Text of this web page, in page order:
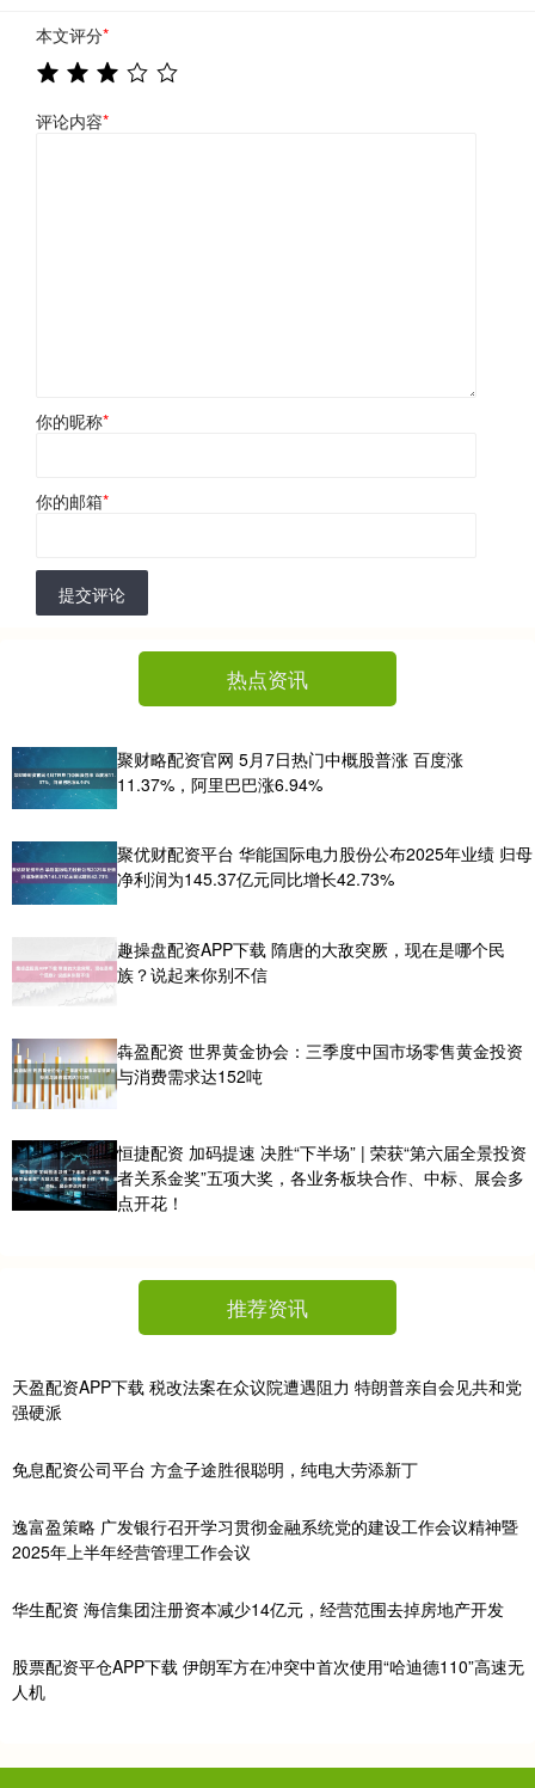
本文评分*
评论内容*
你的昵称*
你的邮箱*
提交评论
热点资讯
聚财略配资官网 5月7日热门中概股普涨 百度涨
11.37%，阿里巴巴涨6.94%
聚优财配资平台 华能国际电力股份公布2025年业绩 归母
净利润为145.37亿元同比增长42.73%
趣操盘配资APP下载 隋唐的大敌突厥，现在是哪个民
族？说起来你别不信
犇盈配资 世界黄金协会：三季度中国市场零售黄金投资
与消费需求达152吨
恒捷配资 加码提速 决胜“下半场” | 荣获“第六届全景投资
者关系金奖”五项大奖，各业务板块合作、中标、展会多
点开花！
推荐资讯
天盈配资APP下载 税改法案在众议院遭遇阻力 特朗普亲自会见共和党
强硬派
免息配资公司平台 方盒子途胜很聪明，纯电大劳添新丁
逸富盈策略 ​广发银行召开学习贯彻金融系统党的建设工作会议精神暨
2025年上半年经营管理工作会议
华生配资 海信集团注册资本减少14亿元，经营范围去掉房地产开发
股票配资平仓APP下载 伊朗军方在冲突中首次使用“哈迪德110”高速无
人机